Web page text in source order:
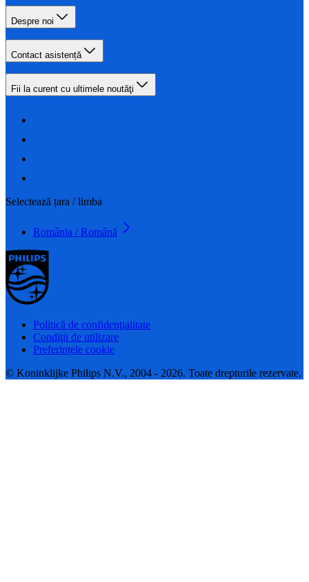
Despre noi
Contact asistență
Fii la curent cu ultimele noutăţi
Selectează țara / limba
România / Română
Politică de confidenţialitate
Condiţii de utilizare
Preferințele cookie
© Koninklijke Philips N.V., 2004 - 2026. Toate drepturile rezervate.